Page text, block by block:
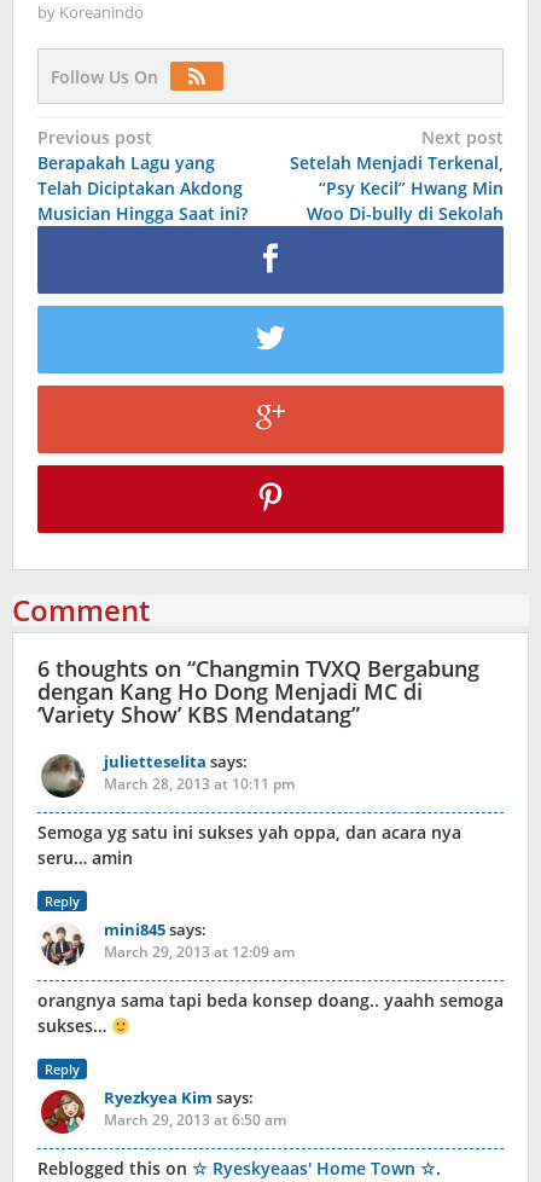
by Koreanindo
Follow Us On
Post
navigation
Previous post
Berapakah Lagu yang
Telah Diciptakan Akdong
Musician Hingga Saat ini?
Next post
Setelah Menjadi Terkenal,
“Psy Kecil” Hwang Min
Woo Di-bully di Sekolah
Comment
6 thoughts on “Changmin TVXQ Bergabung
dengan Kang Ho Dong Menjadi MC di
‘Variety Show’ KBS Mendatang”
julietteselita says:
March 28, 2013 at 10:11 pm
Semoga yg satu ini sukses yah oppa, dan acara nya
seru… amin
Reply
mini845says:
March 29, 2013 at 12:09 am
orangnya sama tapi beda konsep doang.. yaahh semoga
sukses…
Reply
Ryezkyea Kim says:
March 29, 2013 at 6:50 am
Reblogged this on ☆ Ryeskyeaas' Home Town ☆.